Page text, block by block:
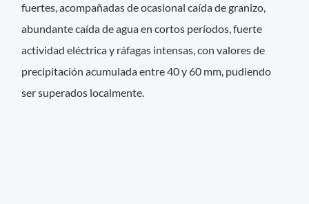
fuertes, acompañadas de ocasional caída de granizo,
abundante caída de agua en cortos períodos, fuerte
actividad eléctrica y ráfagas intensas, con valores de
precipitación acumulada entre 40 y 60 mm, pudiendo
ser superados localmente.